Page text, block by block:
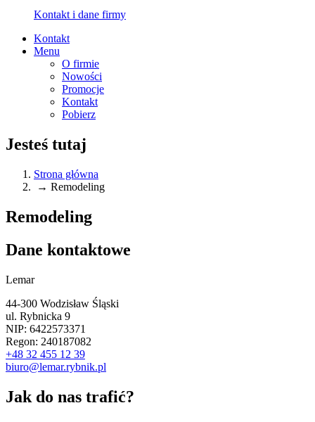
Kontakt i dane firmy
Kontakt
Menu
O firmie
Nowości
Promocje
Kontakt
Pobierz
Jesteś tutaj
Strona główna
→ Remodeling
Remodeling
Dane kontaktowe
Lemar
44-300 Wodzisław Śląski
ul. Rybnicka 9
NIP: 6422573371
Regon: 240187082
+48 32 455 12 39
biuro@lemar.rybnik.pl
Jak do nas trafić?